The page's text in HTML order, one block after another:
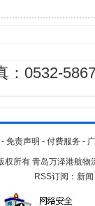
0532-
- 免责声明 - 付费服务 -
所有 青岛万泽港航物
RSS订阅： 新闻